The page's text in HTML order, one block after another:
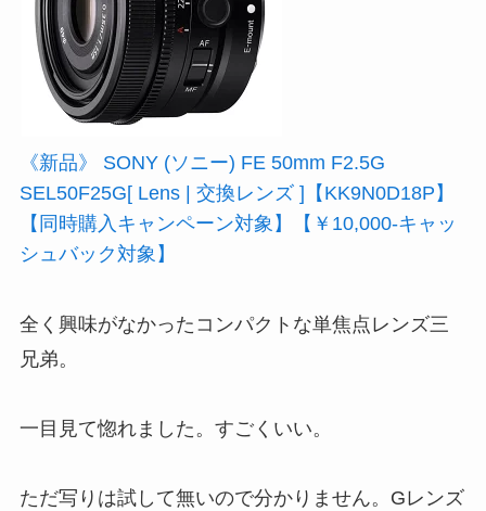
《新品》 SONY (ソニー) FE 50mm F2.5G
SEL50F25G[ Lens | 交換レンズ ]【KK9N0D18P】
【同時購入キャンペーン対象】【￥10,000-キャッ
シュバック対象】
全く興味がなかったコンパクトな単焦点レンズ三
兄弟。
一目見て惚れました。すごくいい。
ただ写りは試して無いので分かりません。Gレンズ